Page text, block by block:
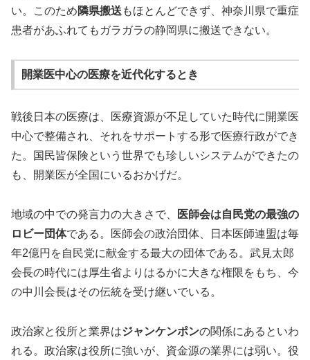
い。このため隣県搬送 もほとんどできず、神奈川県で重症
患者があふれてもガラガラの静岡県に搬送できない。
開業医中心の医療を近代化するとき
戦後日本の医療は、医療資源が不足していた時代に開業医
中心で整備され、それをサポートする形で医療行政ができ
た。国民皆保険という世界でも珍しいシステムができたの
も、開業医が全国にいるおかげだ。
地域の中での発言力の大きさで、
医師会は自民党の最強の
ロビー団体である。医師会の政治団体、日本医師連盟は毎
年2億円を自民党に献金する最大の団体である。武見太郎
会長の時代には厚生省よりはるかに大きな権限をもち、今
の中川会長はその伝統を受け継いでいる。
政治家と役所と業界はジャンケンポンの関係にあるといわ
れる。政治家は役所に強いが、資金源の業界には弱い。役